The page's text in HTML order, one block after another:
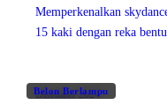
Memperkenalkan
15 kaki dengan reka
Belon Berlampu
Disember 2024